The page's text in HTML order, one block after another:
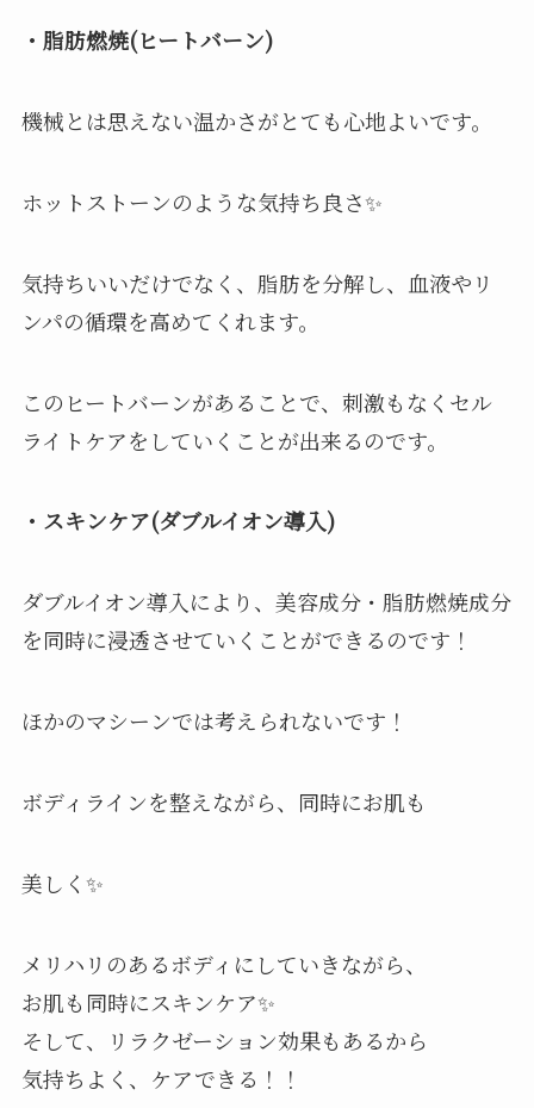
・脂肪燃焼(ヒートバーン)
機械とは思えない温かさがとても心地よいです。
ホットストーンのような気持ち良さ✨
気持ちいいだけでなく、脂肪を分解し、血液やリ
ンパの循環を高めてくれます。
このヒートバーンがあることで、刺激もなくセル
ライトケアをしていくことが出来るのです。
・スキンケア(ダブルイオン導入)
ダブルイオン導入により、美容成分・脂肪燃焼成分
を同時に浸透させていくことができるのです！
ほかのマシーンでは考えられないです！
ボディラインを整えながら、同時にお肌も
美しく✨
メリハリのあるボディにしていきながら、
お肌も同時にスキンケア✨
そして、リラクゼーション効果もあるから
気持ちよく、ケアできる！！